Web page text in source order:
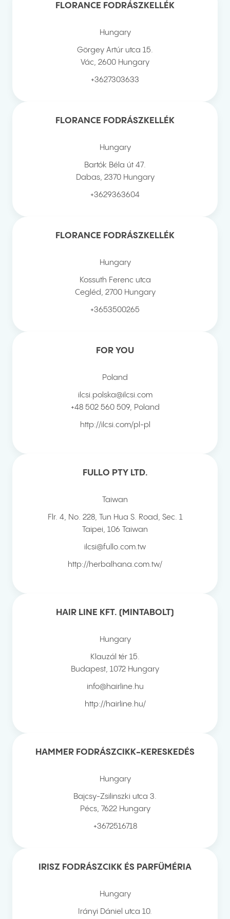
FLORANCE FODRÁSZKELLÉK
Hungary
Görgey Artúr utca 15.
Vác 2600 Hungary
+3627303633
FLORANCE FODRÁSZKELLÉK
Hungary
Bartók Béla út 47.
Dabas, 2370 Hungary
+3629363604
FLORANCE FODRÁSZKELLÉK
Hungary
Kossuth Ferenc utca
Cegléd
2700 Hungary
+3653500265
FOR YOU
Poland
ilcsi.polska@ilcsi.com
+48 502 560 509, Poland
http://ilcsi.com/pl-pl
FULLO PTY LTD.
Taiwan
Flr. 4, No. 228, Tun Hua S. Road, Sec. 1
Taipei 106 Taiwan
ilcsi@fullo.com.tw
http://herbalhana.com.tw/
HAIR LINE KFT. (MINTABOLT)
Hungary
Klauzál tér 15.
Budapest 1072 Hungary
info@hairline.hu
http://hairline.hu/
HAMMER FODRÁSZCIKK-KERESKEDÉS
Hungary
Bajcsy-Zsilinszki utca 3.
Pécs, 7622 Hungary
+3672516718
IRISZ FODRÁSZCIKK ÉS PARFÜMÉRIA
Hungary
Irányi Dániel utca 10.